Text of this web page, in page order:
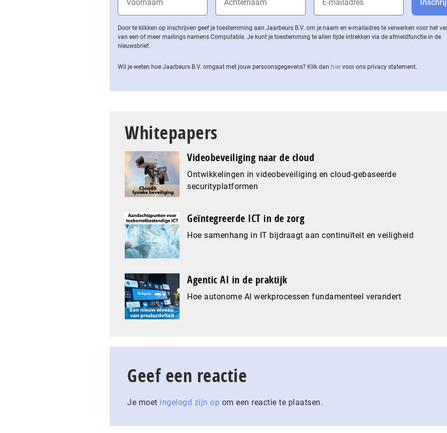
Door te klikken op inschrijven geef je toestemming aan Jaarbeurs B.V. om je naam en e-mailadres te verwerken voor het
van een of meer mailings namens Computable. Je kunt je toestemming te allen tijde intrekken via de af­meld­func­tie in de
nieuwsbrief.
Wil je weten hoe Jaarbeurs B.V. omgaat met jouw per­soons­ge­ge­vens? Klik dan hier voor ons privacy statement.
Whitepapers
Videobeveiliging naar de cloud
Ontwikkelingen in videobeveiliging en cloud-gebaseerde
securityplatformen
Geïntegreerde ICT in de zorg
Hoe samenhang in IT bijdraagt aan continuïteit en veiligheid
Agentic AI in de praktijk
Hoe autonome AI werkprocessen fundamenteel verandert
Geef een reactie
Je moet ingelogd zijn op om een reactie te plaatsen.